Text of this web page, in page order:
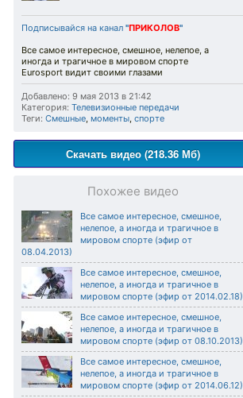
Подписывайся на канал "ПРИКОЛОВ"
Все самое интересное, смешное, нелепое, а
иногда и трагичное в мировом спорте
Eurosport видит своими глазами
Добавлено: 9 мая 2013 в 21:42
Категория: Телевизионные передачи
Теги: Смешные, моменты, спорте
Скачать видео (218.36 Мб)
Похожее видео
Все самое интересное, смешное,
нелепое, а иногда и трагичное в
мировом спорте (эфир от
08.04.2013)
Все самое интересное, смешное,
нелепое, а иногда и трагичное в
мировом спорте (эфир от 2014.02.18)
Все самое интересное, смешное,
нелепое, а иногда и трагичное в
мировом спорте (эфир от 08.10.2013)
Все самое интересное, смешное,
нелепое, а иногда и трагичное в
мировом спорте (эфир от 2014.06.12)